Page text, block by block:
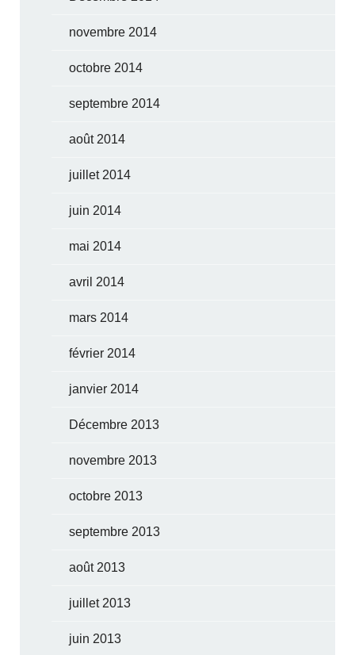
novembre 2014
octobre 2014
septembre 2014
août 2014
juillet 2014
juin 2014
mai 2014
avril 2014
mars 2014
février 2014
janvier 2014
Décembre 2013
novembre 2013
octobre 2013
septembre 2013
août 2013
juillet 2013
juin 2013